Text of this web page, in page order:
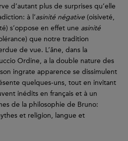
d’autant plus de surprises qu’elle
à l’asinité négative (oisiveté,
s’oppose en effet une asinité
que notre tradition
de vue. L’âne, dans la
Ordine, a la double nature des
ingrate apparence se dissimulent
quelques-uns, tout en invitant
inédits en français et à un
de la philosophie de Bruno:
et religion, langue et